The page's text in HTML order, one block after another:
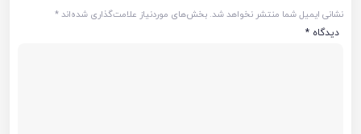
نشانی ایمیل شما منتشر نخواهد شد. بخش‌های موردنیاز علامت‌گذاری شده‌اند*
دیدگاه *